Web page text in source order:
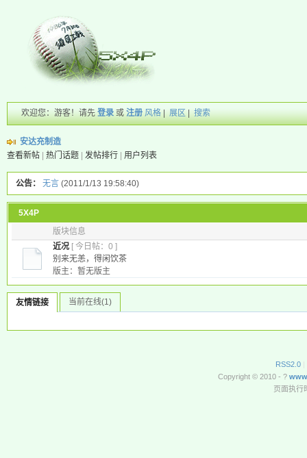
欢迎您：游客！请先登录 或注册 风格 |展区 |搜索
安达充制造
查看新帖
热门话题 发帖排行 用户列表
公告： 无言 (2011/1/13 19:58:40)
5X4P
版块信息
近况 [ 今日帖：0 ]
别来无恙，得闲饮茶
版主：暂无版主
友情链接 当前在线(1)
RSS2.0 |
Copyright © 2010 - ?
页面执行